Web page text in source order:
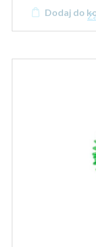
Dodaj do